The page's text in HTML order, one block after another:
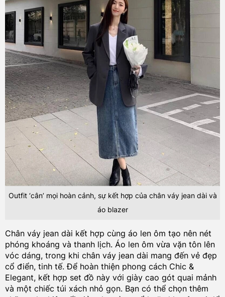
Outfit ‘cân’ mọi hoàn cảnh, sự kết hợp của chân váy jean dài và
áo blazer
Chân váy jean dài kết hợp cùng áo len ôm tạo nên nét
phóng khoáng và thanh lịch. Áo len ôm vừa vặn tôn lên
vóc dáng, trong khi chân váy jean dài mang đến vẻ đẹp
cổ điển, tinh tế. Để hoàn thiện phong cách Chic &
Elegant, kết hợp set đồ này với giày cao gót quai mảnh
và một chiếc túi xách nhỏ gọn. Bạn có thể chọn thêm